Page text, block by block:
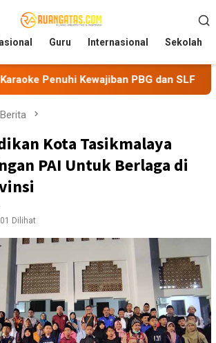
Guru Internasional Sekolah
Kewajiban PBG dan SLF BEM
Kota Tasikmalaya
PAI Untuk Berlaga di
Dilihat